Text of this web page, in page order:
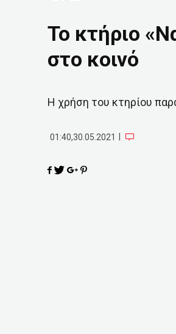
Το κτήριο
στο κοινό
Η χρήση του κτηρίου
01:40,30.05.2021